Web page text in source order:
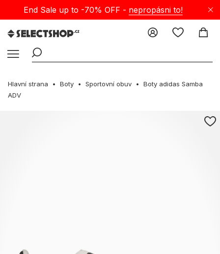
End Sale up to -70% OFF - nepropásni to!
Hlavní strana Boty Sportovní obuv
Boty adidas Samba
ADV